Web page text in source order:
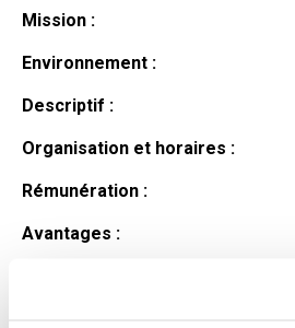
Mission :
Environnement :
Descriptif :
Organisation et horaires :
Rémunération :
Avantages :